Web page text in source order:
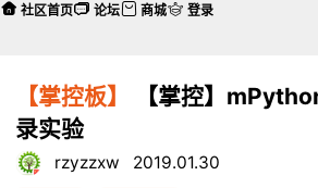
【掌控板】
【掌控】
录实验
rzyzzxw 2019.01.30
社区首页 论坛 商城 登录